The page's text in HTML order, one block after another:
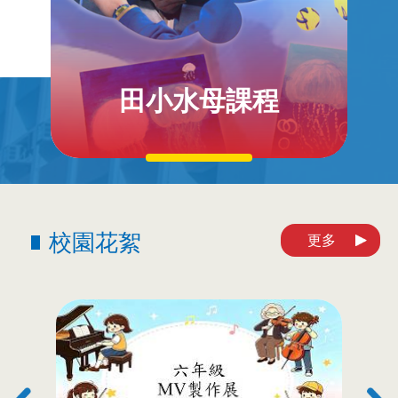
田小水母課程
校園花絮 更多